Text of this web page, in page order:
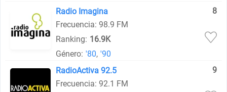
Radio Imagina
8
Frecuencia: 98.9 FM
Ranking: 16.9K
Género: '80, '90
RadioActiva 92.5
9
Frecuencia: 92.1 FM